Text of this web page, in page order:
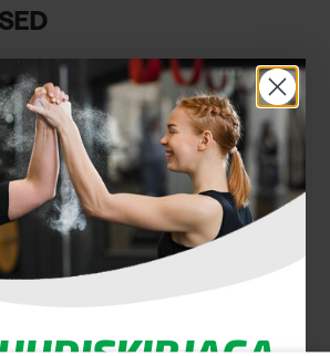
ja muude
siseruumides